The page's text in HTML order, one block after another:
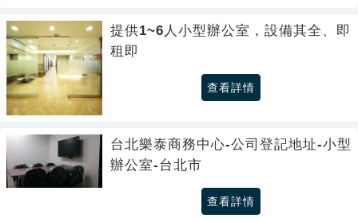
提供1~6人小型辦公室，設備其全、即
租即
查看詳情
台北樂泰商務中心-公司登記地址-小型
辦公室-台北市
查看詳情